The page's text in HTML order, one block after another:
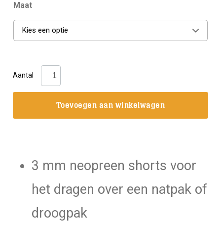
Maat
Kies een optie
Aantal
DivePro:
Neopreen
Toevoegen aan winkelwagen
3 mm neopreen shorts voor
het dragen over een natpak of
droogpak